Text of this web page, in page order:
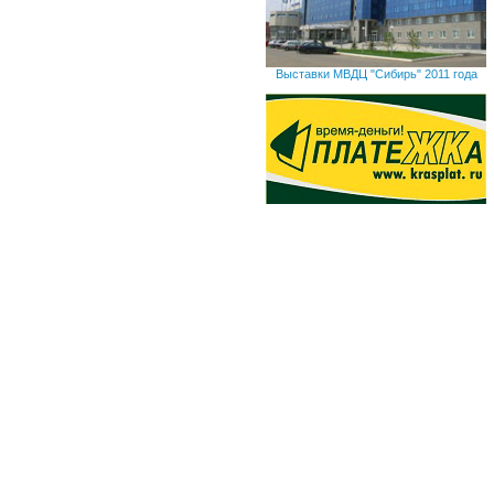
Выставки МВДЦ "Сибирь" 2011 года